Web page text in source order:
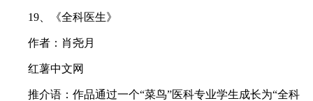
19、《全科医生》
作者：肖尧月
红薯中文网
推介语：作品通过一个“菜鸟”医科专业学生成长为“全科